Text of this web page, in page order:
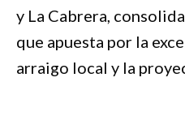
y La Cabrera,
que apuesta por la
arraigo local y la